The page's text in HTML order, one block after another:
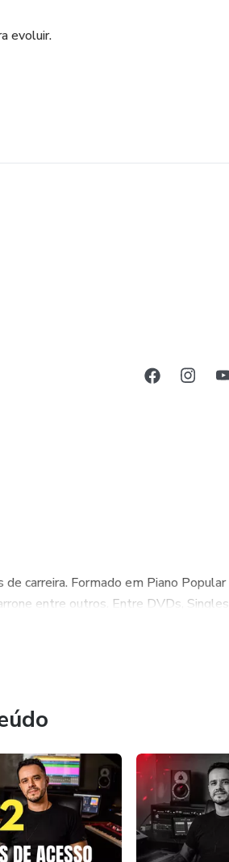
evoluir.
carreira. Formado em Piano Popular
entre outros. Entre DVDs, Singles,
do Brasil e exterior.